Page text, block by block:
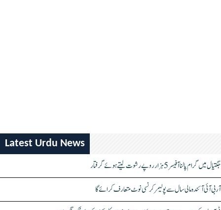
Latest Urdu News
جگتیال میں گرام پالنا آفیسر 5 ہزار روپے رشوت لیتے ہوئے گرفتار
آر بی آئی آئندہ مالی سال سے پولیمر کرنسی نوٹ متعارف کرائے گا